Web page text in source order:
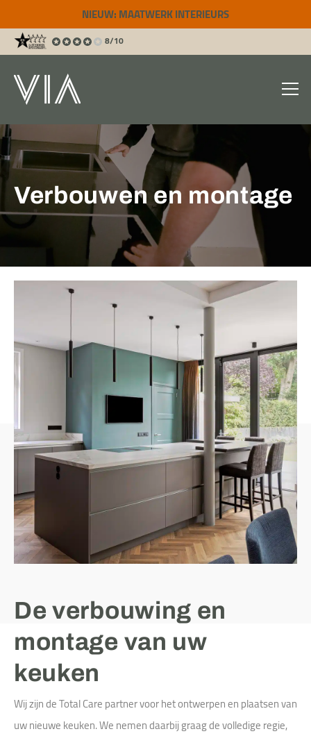
NIEUW: MAATWERK INTERIEURS
8/10
Verbouwen en montage
De verbouwing en
montage van uw
keuken
Wij zijn de Total Care partner voor het ontwerpen en plaatsen van
uw nieuwe keuken. We nemen daarbij graag de volledige regie,